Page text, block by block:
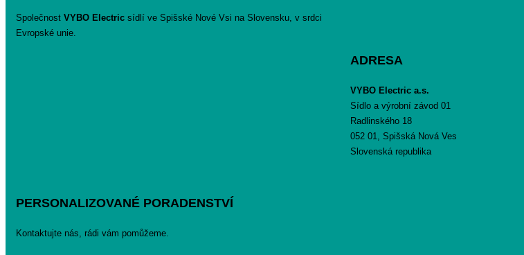
Společnost VYBO Electric sídlí ve Spišské Nové Vsi na Slovensku, v srdci
Evropské unie.
ADRESA
VYBO Electric a.s.
Sídlo a výrobní závod 01
Radlinského 18
052 01, Spišská Nová Ves
Slovenská republika
PERSONALIZOVANÉ PORADENSTVÍ
Kontaktujte nás, rádi vám pomůžeme.